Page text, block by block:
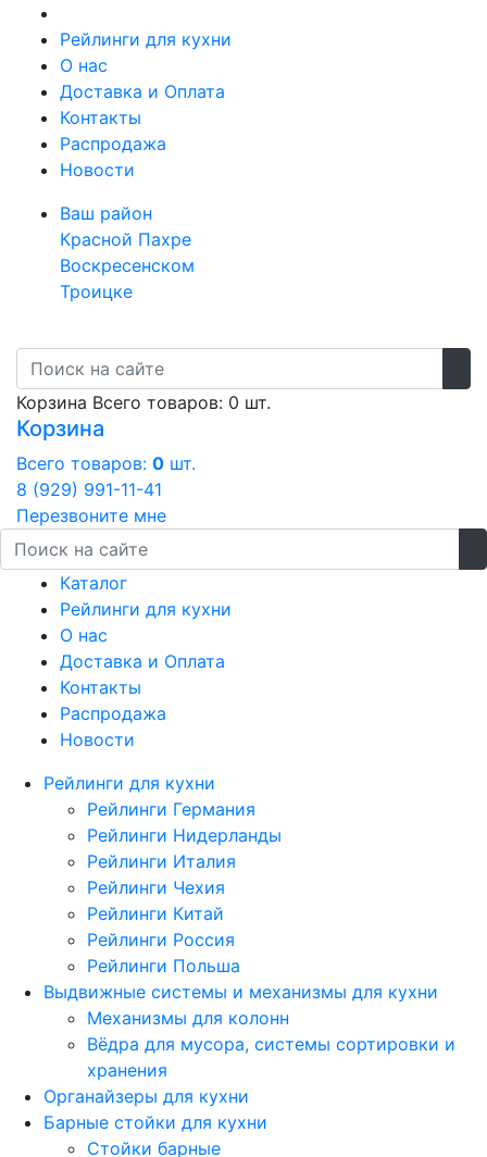
Рейлинги для кухни
О нас
Доставка и Оплата
Контакты
Распродажа
Новости
Ваш район
Красной Пахре
Воскресенском
Троицке
Корзина Всего товаров: 0 шт.
Корзина
Всего товаров: 0 шт.
8 (929) 991-11-41
Перезвоните мне
Каталог
Рейлинги для кухни
О нас
Доставка и Оплата
Контакты
Распродажа
Новости
Рейлинги для кухни
Рейлинги Германия
Рейлинги Нидерланды
Рейлинги Италия
Рейлинги Чехия
Рейлинги Китай
Рейлинги Россия
Рейлинги Польша
Выдвижные системы и механизмы для кухни
Механизмы для колонн
Вёдра для мусора, системы сортировки и
хранения
Органайзеры для кухни
Барные стойки для кухни
Стойки барные